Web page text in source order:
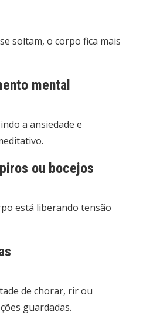
soltam, o corpo fica mais
mental
a ansiedade e
ou bocejos
está liberando tensão
de chorar, rir ou
guardadas.